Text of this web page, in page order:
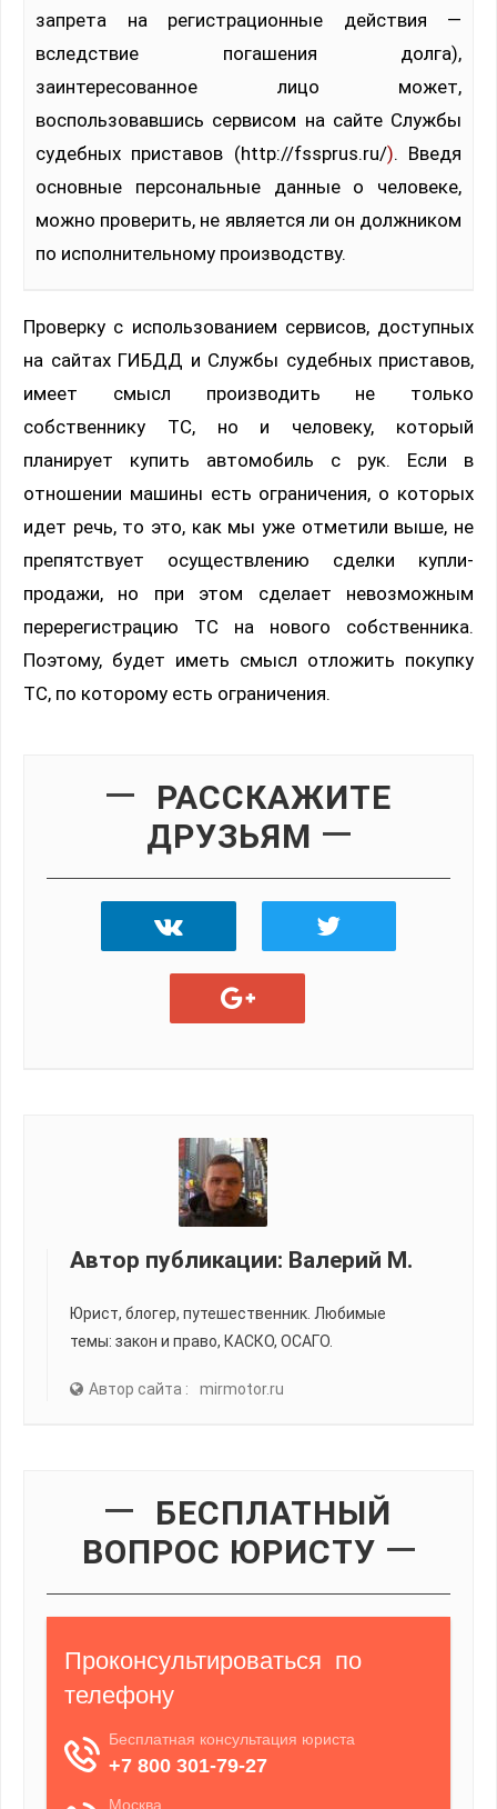
запрета на регистрационные действия —
вследствие погашения долга),
заинтересованное лицо может,
воспользовавшись сервисом на сайте Службы
судебных приставов (http://fssprus.ru/). Введя
основные персональные данные о человеке,
можно проверить, не является ли он должником
по исполнительному производству.
Проверку с использованием сервисов, доступных
на сайтах ГИБДД и Службы судебных приставов,
имеет смысл производить не только
собственнику ТС, но и человеку, который
планирует купить автомобиль с рук. Если в
отношении машины есть ограничения, о которых
идет речь, то это, как мы уже отметили выше, не
препятствует осуществлению сделки купли-
продажи, но при этом сделает невозможным
перерегистрацию ТС на нового собственника.
Поэтому, будет иметь смысл отложить покупку
ТС, по которому есть ограничения.
РАССКАЖИТЕ
ДРУЗЬЯМ
Автор публикации: Валерий М.
Юрист, блогер, путешественник. Любимые
темы: закон и право, КАСКО, ОСАГО.
Автор сайта : mirmotor.ru
БЕСПЛАТНЫЙ
ВОПРОС ЮРИСТУ